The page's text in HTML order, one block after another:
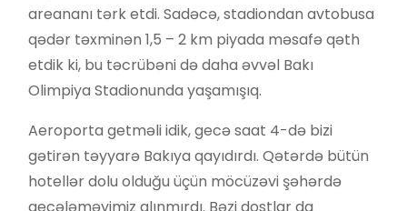
areananı tərk etdi. Sadəcə, stadiondan avtobusa
qədər təxminən 1,5 – 2 km piyada məsafə qəth
etdik ki, bu təcrübəni də daha əvvəl Bakı
Olimpiya Stadionunda yaşamışıq.
Aeroporta getməli idik, gecə saat 4-də bizi
gətirən təyyarə Bakıya qayıdırdı. Qətərdə bütün
hotellər dolu olduğu üçün möcüzəvi şəhərdə